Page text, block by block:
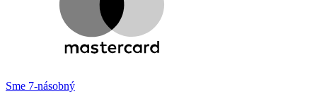
Sme 7-násobný